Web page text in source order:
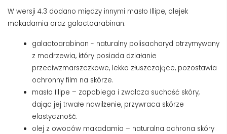
W wersji 4.3 dodano między innymi masło Illipe, olejek
makadamia oraz galactoarabinan.
galactoarabinan - naturalny polisacharyd otrzymywany
z modrzewia, który posiada działanie
przeciwzmarszczkowe, lekko złuszczające, pozostawia
ochronny film na skórze.
masło Illipe – zapobiega i zwalcza suchość skóry,
dając jej trwałe nawilżenie, przywraca skórze
elastyczność.
olej z owoców makadamia – naturalna ochrona skóry